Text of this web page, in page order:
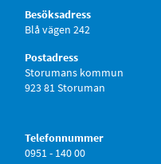
Besöksadress
Blå vägen 242
Postadress
Storumans kommun
923 81 Storuman
Telefonnummer
0951 - 140 00